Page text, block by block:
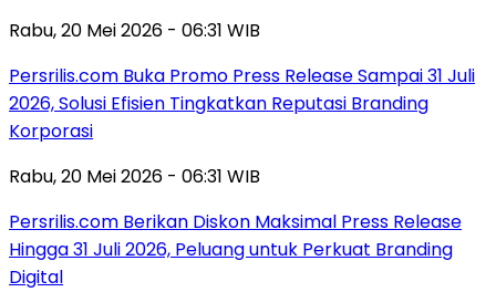
Rabu, 20 Mei 2026 - 06:31 WIB
Persrilis.com Buka Promo Press Release Sampai 31 Juli
2026, Solusi Efisien Tingkatkan Reputasi Branding
Korporasi
Rabu, 20 Mei 2026 - 06:31 WIB
Persrilis.com Berikan Diskon Maksimal Press Release
Hingga 31 Juli 2026, Peluang untuk Perkuat Branding
Digital